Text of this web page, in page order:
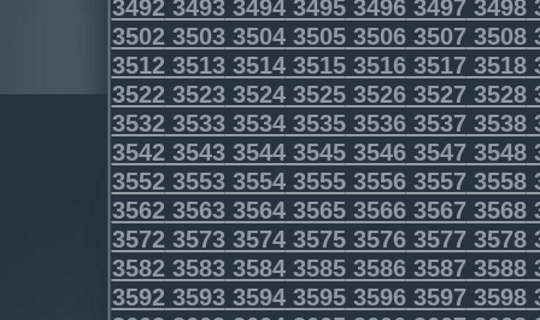
3492349334943495349634973498
3502350335043505350635073508
3512351335143515351635173518
3522352335243525352635273528
3532353335343535353635373538
3542354335443545354635473548
3552355335543555355635573558
3562356335643565356635673568
3572357335743575357635773578
3582358335843585358635873588
3592359335943595359635973598